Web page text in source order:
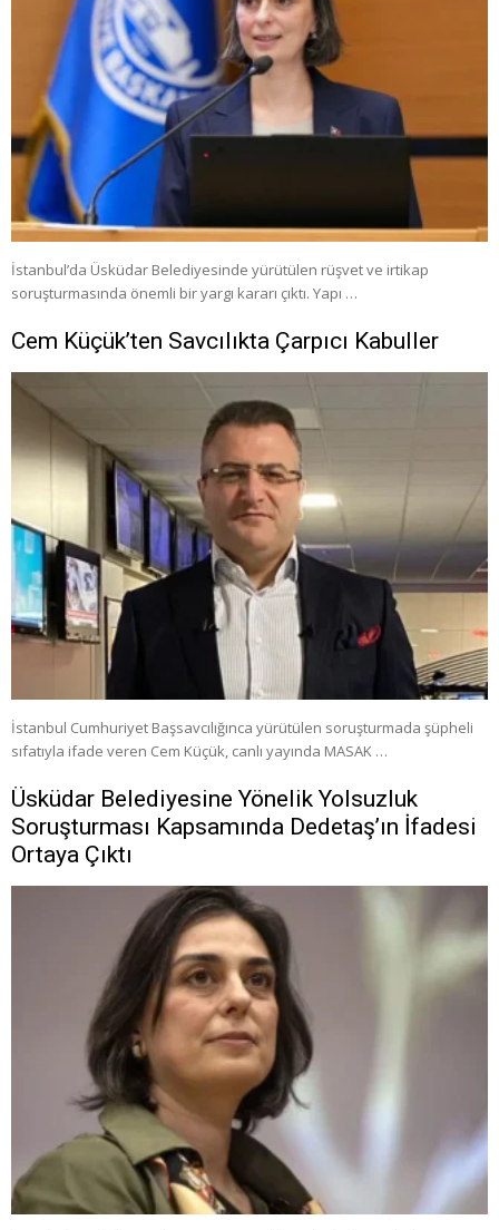
İstanbul’da Üsküdar Belediyesinde yürütülen rüşvet ve irtikap
soruşturmasında önemli bir yargı kararı çıktı. Yapı …
Cem Küçük’ten Savcılıkta Çarpıcı Kabuller
İstanbul Cumhuriyet Başsavcılığınca yürütülen soruşturmada şüpheli
sıfatıyla ifade veren Cem Küçük, canlı yayında MASAK …
Üsküdar Belediyesine Yönelik Yolsuzluk
Soruşturması Kapsamında Dedetaş’ın İfadesi
Ortaya Çıktı